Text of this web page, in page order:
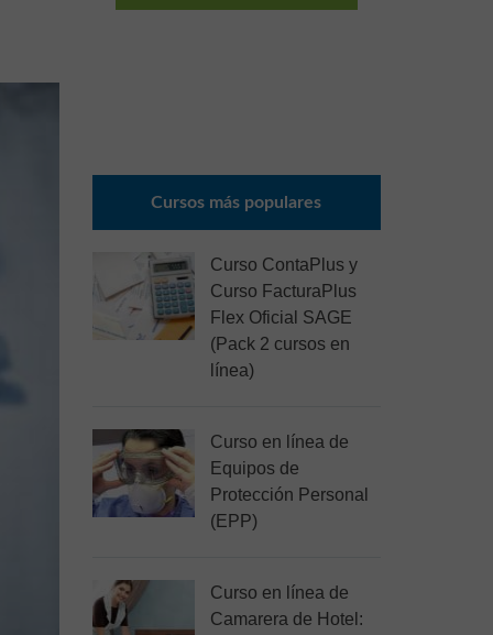
Cursos más populares
Curso ContaPlus y
Curso FacturaPlus
Flex Oficial SAGE
(Pack 2 cursos en
línea)
Curso en línea de
Equipos de
Protección Personal
(EPP)
Curso en línea de
Camarera de Hotel: